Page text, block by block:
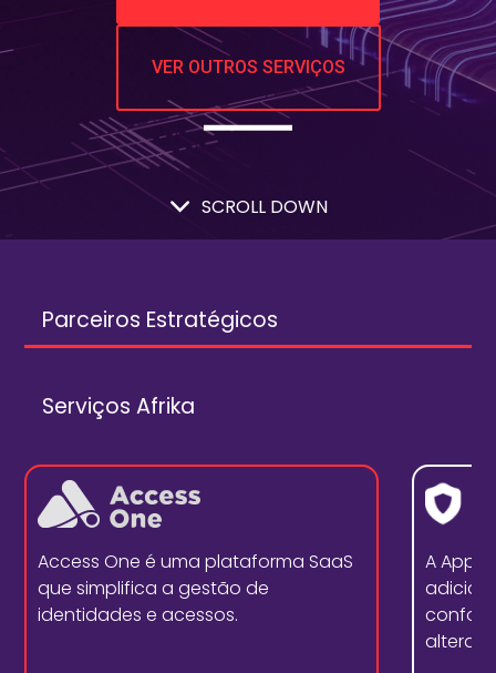
VER OUTROS SERVIÇOS
SCROLL DOWN
Parceiros Estratégicos
Serviços Afrika
Access One é uma plataforma SaaS
que simplifica a gestão de
identidades e acessos.
A
alterar